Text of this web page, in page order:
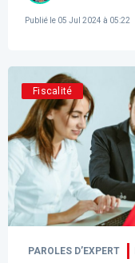
Publié le 05 Jul 2024 à 05:22
Fiscalité
PAROLES D’EXPERT